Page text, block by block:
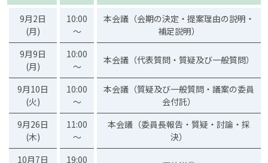
9月2日
(月)
10:00
～
本会議（会期の決定・提案理由の説明・
補足説明）
9月9日
(月)
10:00
～
本会議（代表質問・質疑及び一般質問）
9月10日
(火)
10:00
～
本会議（質疑及び一般質問・議案の委員
会付託）
9月26日
(木)
11:00
～
本会議（委員長報告・質疑・討論・採
決）
10月7日
19:00